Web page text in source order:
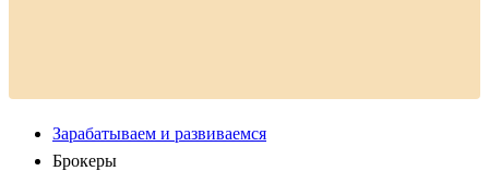
Зарабатываем и развиваемся
Брокеры